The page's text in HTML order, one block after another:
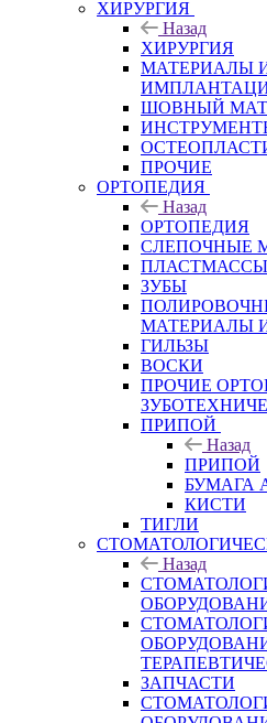
ХИРУРГИЯ
Назад
ХИРУРГИЯ
МАТЕРИАЛЫ
ШОВНЫЙ
ПРОЧИЕ
ОРТОПЕДИЯ
Назад
ОРТОПЕДИЯ
СЛЕПОЧНЫЕ
ПЛАСТМАССЫ
ЗУБЫ
МАТЕРИАЛЫ
ГИЛЬЗЫ
ВОСКИ
ПРОЧИЕ
ПРИПОЙ
Назад
ПРИПОЙ
БУМАГА
КИСТИ
ТИГЛИ
Назад
ЗАПЧАСТИ